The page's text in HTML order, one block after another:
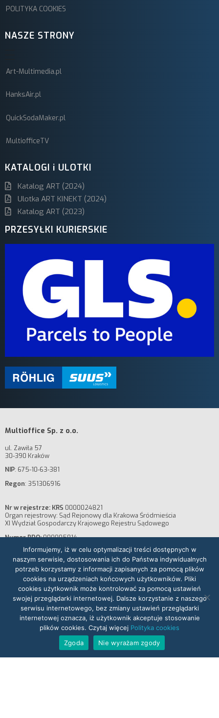
POLITYKA COOKIES
NASZE STRONY
Art-Multimedia.pl
HanksAir.pl
QuickSodaMaker.pl
MultiofficeTV
KATALOGI i ULOTKI
Katalog ART (2024)
Ulotka ART KINEKT (2024)
Katalog ART (2023)
PRZESYŁKI KURIERSKIE
Multioffice Sp. z o.o.
ul. Zawiła 57
30-390 Kraków
NIP: 675-10-63-381
Regon: 351306916
Nr w rejestrze: KRS 0000024821
Organ rejestrowy: Sąd Rejonowy dla Krakowa Śródmieścia
XI Wydział Gospodarczy Krajowego Rejestru Sądowego
Numer BDO:000005814
Kapitał założycielski:60 700 PLN, opłacony w całości
Nr konta bankowego:
mBank SA 09114010810000541705001001
Bank Millenium S.A. 71116022020000000271861523
Informujemy, iż w celu optymalizacji treści dostępnych w
naszym serwisie, dostosowania ich do Państwa indywidualnych
potrzeb korzystamy z informacji zapisanych za pomocą plików
cookies na urządzeniach końcowych użytkowników. Pliki
cookies użytkownik może kontrolować za pomocą ustawień
swojej przeglądarki internetowej. Dalsze korzystanie z naszego
serwisu internetowego, bez zmiany ustawień przeglądarki
internetowej oznacza, iż użytkownik akceptuje stosowanie
plików cookies. Czytaj więcej Polityka cookies
Zgoda
Nie wyrażam zgody